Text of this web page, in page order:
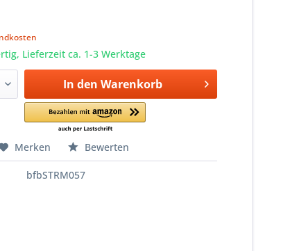
Lieferzeit ca. 1-3 Werktage
In den Warenkorb
Merken Bewerten
bfbSTRM057